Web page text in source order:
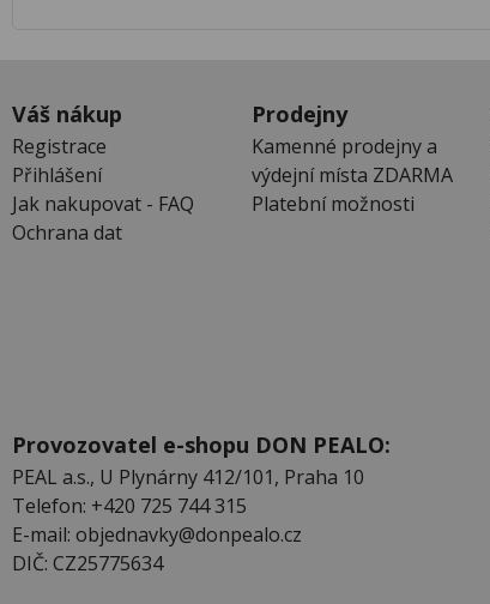
Váš nákup
Registrace
Přihlášení
Jak nakupovat - FAQ
Ochrana dat
Prodejny
Kamenné prodejny a
výdejní místa ZDARMA
Platební možnosti
Provozovatel e-shopu DON PEALO:
PEAL a.s., U Plynárny 412/101, Praha 10
Telefon: +420 725 744 315
E-mail: objednavky@donpealo.cz
DIČ: CZ25775634